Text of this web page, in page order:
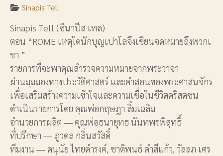
Sinapis Tell
Sinapis Tell (ซีนาปีส เทล)
ตอน “ROME เหตุใดนักบุญเปาโลจึงเขียนจดหมายถึงพวกเ
ขา ”
รายการที่จะพาคุณสำรวจความหมายจากพระวาจา
ผ่านมุมมองทางประวัติศาสตร์ และคำสอนของพระศาสนจักร
เพื่อเสริมสร้างความเข้าใจและความเชื่อในชีวิตคริสตชน
ดำเนินรายการโดย คุณพ่อกฤษฎา ลิ้มเฉลิม
อำนวยการผลิต ― คุณพ่อธนายุทธ นันทพรพิสุทธิ์
ที่ปรึกษา ― ภูวดล กลิ่นสวัสดิ์
ทีมงาน ― ดนุนัย ไทยดำรงค์, ชาติพนธ์ คำสีแก้ว, วัลลภ เศร